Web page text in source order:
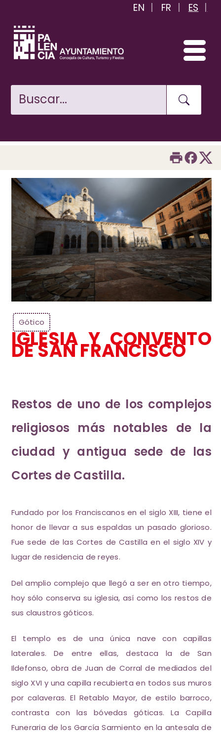
EN FR ES
Gótico
IGLESIA Y CONVENTO
DE SAN FRANCISCO
Restos de uno de los complejos
religiosos más notables de la
ciudad y antigua sede de las
Cortes de Castilla.
Fundado por los Franciscanos en el siglo XIII, tiene el
honor de llevar a sus espaldas un pasado glorioso.
Fue sede de las Cortes de Castilla en el siglo XIV y
lugar de residencia de reyes.
Del amplio complejo que llegó a ser en otro tiempo,
hoy sólo conserva su iglesia, así como los restos de
sus claustros góticos.
El templo es de una única nave con capillas
laterales. De entre ellas, destaca la de San
Ildefonso, obra de Juan de Corral de mediados del
siglo XVI y una capilla recubierta en todos sus muros
por calaveras. El Retablo Mayor, de estilo barroco,
contrasta con las bóvedas góticas. La Capilla
Funeraria de los García Sarmiento en la antesala de